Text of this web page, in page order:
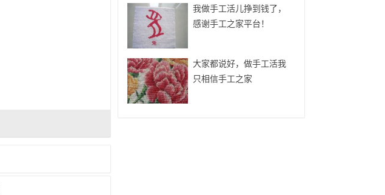
我做手工活儿挣到钱了，
感谢手工之家平台！
大家都说好，做手工活我
只相信手工之家